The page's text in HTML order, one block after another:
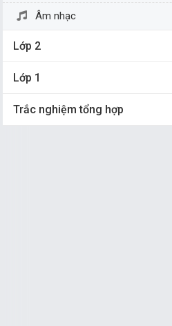
Âm nhạc
Lớp 2
Lớp 1
Trắc nghiệm tổng hợp